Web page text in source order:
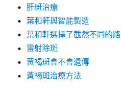
肝斑治療
葉和軒與智能製造
葉和軒選擇了截然不同的路
雷射除斑
黃褐斑會不會遺傳
黃褐斑治療方法